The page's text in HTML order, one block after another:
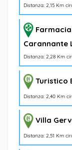
Distanza: 2,15 Km
Carannante
Distanza: 2,28 Km
Turistico
Distanza: 2,40 Km
Villa
Distanza: 2,51 Km